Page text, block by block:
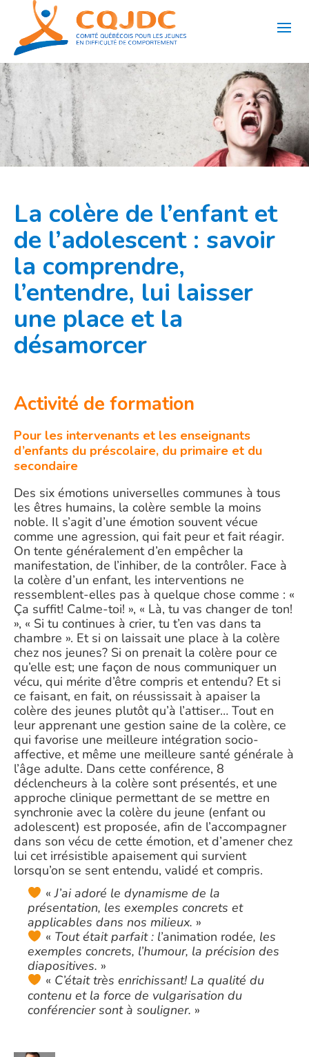
contenu
La colère de l’enfant et
de l’adolescent : savoir
la comprendre,
l’entendre, lui laisser
une place et la
désamorcer
Activité de formation
Pour les intervenants et les enseignants
d’enfants du préscolaire, du primaire et du
secondaire
Des six émotions universelles communes à tous
les êtres humains, la colère semble la moins
noble. Il s’agit d’une émotion souvent vécue
comme une agression, qui fait peur et fait réagir.
On tente généralement d’en empêcher la
manifestation, de l’inhiber, de la contrôler. Face à
la colère d’un enfant, les interventions ne
ressemblent-elles pas à quelque chose comme : «
Ça suffit! Calme-toi! », « Là, tu vas changer de ton!
», « Si tu continues à crier, tu t’en vas dans ta
chambre ». Et si on laissait une place à la colère
chez nos jeunes? Si on prenait la colère pour ce
qu’elle est; une façon de nous communiquer un
vécu, qui mérite d’être compris et entendu? Et si
ce faisant, en fait, on réussissait à apaiser la
colère des jeunes plutôt qu’à l’attiser… Tout en
leur apprenant une gestion saine de la colère, ce
qui favorise une meilleure intégration socio-
affective, et même une meilleure santé générale à
l’âge adulte. Dans cette conférence, 8
déclencheurs à la colère sont présentés, et une
approche clinique permettant de se mettre en
synchronie avec la colère du jeune (enfant ou
adolescent) est proposée, afin de l’accompagner
dans son vécu de cette émotion, et d’amener chez
lui cet irrésistible apaisement qui survient
lorsqu’on se sent entendu, validé et compris.
«J’ai adoré le dynamisme de la
présentation, les exemples concrets et
applicables dans nos milieux. »
« Tout était parfait : l’animation rodée, les
exemples concrets, l’humour, la précision des
diapositives. »
« C’était très enrichissant! La qualité du
contenu et la force de vulgarisation du
conférencier sont à souligner. »